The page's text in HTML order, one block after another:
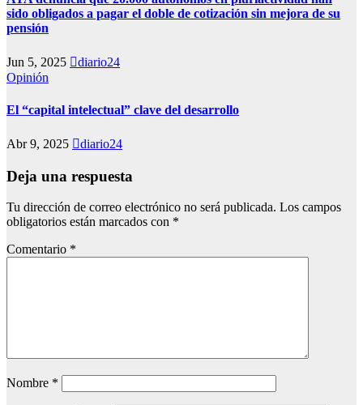
sido obligados a pagar el doble de cotización sin mejora de su
pensión
Jun 5, 2025
diario24
Opinión
El “capital intelectual” clave del desarrollo
Abr 9, 2025 diario24
Deja una respuesta
Tu dirección de correo electrónico no será publicada. Los campos
obligatorios están marcados con *
Comentario *
Nombre *